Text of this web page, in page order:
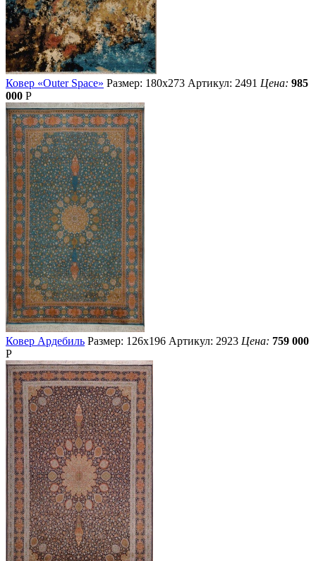
Ковер «Outer Space» Размер: 180х273 Артикул: 2491 Цена: 985
000 Р
Ковер Ардебиль Размер: 126х196 Артикул: 2923 Цена: 759 000
Р